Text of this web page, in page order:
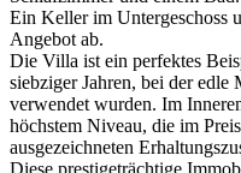
Ein Keller im Untergeschoss
Angebot ab.
Die Villa ist ein perfektes
siebziger Jahren, bei der
verwendet wurden. Im
höchstem Niveau, die im
ausgezeichneten
Diese prestigeträchtige